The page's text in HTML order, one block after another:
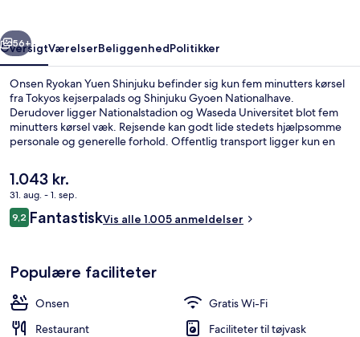
Offentligt bad
Næste
56+
OversigtVærelserBeliggenhedPolitikker
Onsen Ryokan Yuen Shinjuku befinder sig kun fem minutters kørsel
fra Tokyos kejserpalads og Shinjuku Gyoen Nationalhave.
Derudover ligger Nationalstadion og Waseda Universitet blot fem
minutters kørsel væk. Rejsende kan godt lide stedets hjælpsomme
personale og generelle forhold. Offentlig transport ligger kun en
væk og Shinjuku-gyoemmae Subwaystation ligger 7 minutter
derfra.
Den
nuværende
pris
er
1.043 kr.
31. aug. - 1. sep.
Anmeldelser
9,29,2 ud af 10.
FantastiskVis alle 1.005 anmeldelser
Populære faciliteter
Onsen
Gratis Wi-Fi
Restaurant
Faciliteter til tøjvask